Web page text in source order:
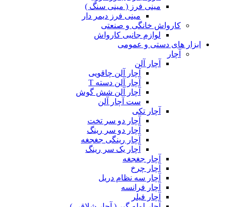
مینی فرز ( مینی سنگ )
مینی فرز دیمر دار
کارواش خانگی و صنعتی
لوازم جانبی کارواش
ابزار های دستی و عمومی
آچار
آچار آلن
آچار آلن چاقویی
آچار آلن دسته T
آچار آلن شش گوش
ست آچار آلن
آچار تکی
آچار دو سر تخت
آچار دو سر رینگ
آچار رینگی جغجغه
آچار یک سر رینگ
آچار جغجغه
آچار چرخ
آچار سه نظام دریل
آچار فرانسه
آچار فیلر